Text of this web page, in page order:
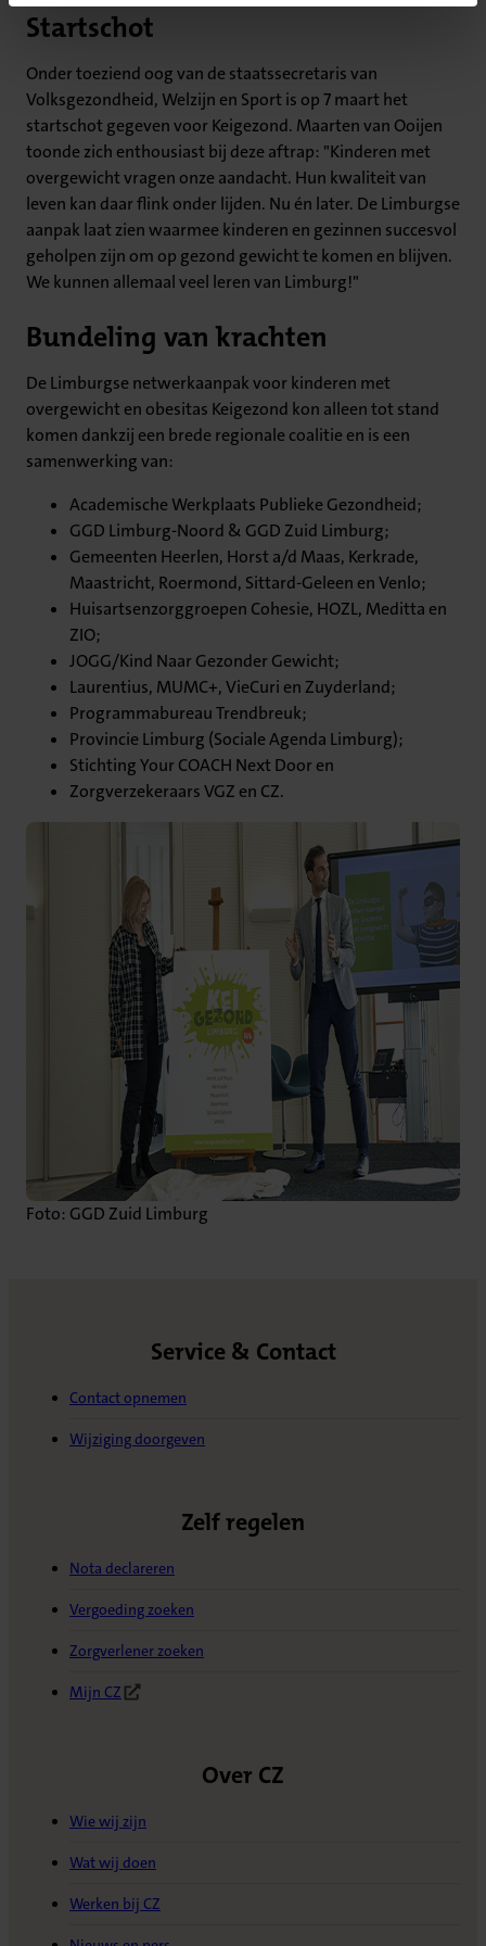
Startschot
Onder toeziend oog van de staatssecretaris van
Volksgezondheid, Welzijn en Sport is op 7 maart het
startschot gegeven voor Keigezond. Maarten van Ooijen
toonde zich enthousiast bij deze aftrap: "Kinderen met
overgewicht vragen onze aandacht. Hun kwaliteit van
leven kan daar flink onder lijden. Nu én later. De Limburgse
aanpak laat zien waarmee kinderen en gezinnen succesvol
geholpen zijn om op gezond gewicht te komen en blijven.
We kunnen allemaal veel leren van Limburg!"
Bundeling van krachten
De Limburgse netwerkaanpak voor kinderen met
overgewicht en obesitas Keigezond kon alleen tot stand
komen dankzij een brede regionale coalitie en is een
samenwerking van:
Academische Werkplaats Publieke Gezondheid;
GGD Limburg-Noord & GGD Zuid Limburg;
Gemeenten Heerlen, Horst a/d Maas, Kerkrade,
Maastricht, Roermond, Sittard-Geleen en Venlo;
Huisartsenzorggroepen Cohesie, HOZL, Meditta en
ZIO;
JOGG/Kind Naar Gezonder Gewicht;
Laurentius, MUMC+, VieCuri en Zuyderland;
Programmabureau Trendbreuk;
Provincie Limburg (Sociale Agenda Limburg);
Stichting Your COACH Next Door en
Zorgverzekeraars VGZ en CZ.
Foto: GGD Zuid Limburg
Service & Contact
Contact opnemen
Wijziging doorgeven
Zelf regelen
Nota declareren
Vergoeding zoeken
Zorgverlener zoeken
Mijn CZ
(Opent in nieuw tabblad)
Over CZ
Wie wij zijn
Wat wij doen
Werken bij CZ